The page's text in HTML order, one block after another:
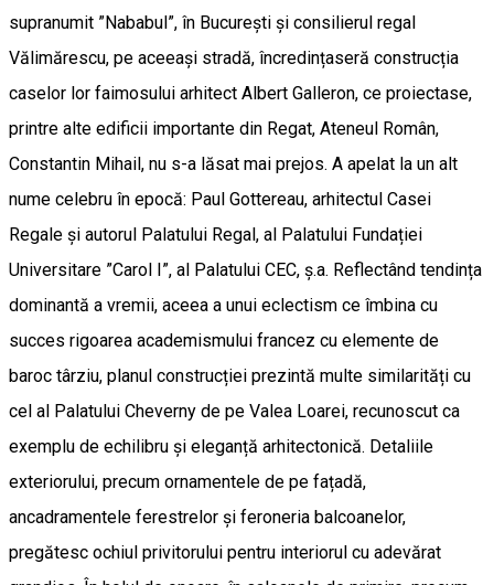
supranumit ”Nababul”, în București și consilierul regal
Vălimărescu, pe aceeași stradă, încredințaseră construcția
caselor lor faimosului arhitect Albert Galleron, ce proiectase,
printre alte edificii importante din Regat, Ateneul Român,
Constantin Mihail, nu s-a lăsat mai prejos. A apelat la un alt
nume celebru în epocă: Paul Gottereau, arhitectul Casei
Regale și autorul Palatului Regal, al Palatului Fundației
Universitare ”Carol I”, al Palatului CEC, ș.a. Reflectând tendința
dominantă a vremii, aceea a unui eclectism ce îmbina cu
succes rigoarea academismului francez cu elemente de
baroc târziu, planul construcției prezintă multe similarități cu
cel al Palatului Cheverny de pe Valea Loarei, recunoscut ca
exemplu de echilibru și eleganță arhitectonică. Detaliile
exteriorului, precum ornamentele de pe fațadă,
ancadramentele ferestrelor și feroneria balcoanelor,
pregătesc ochiul privitorului pentru interiorul cu adevărat